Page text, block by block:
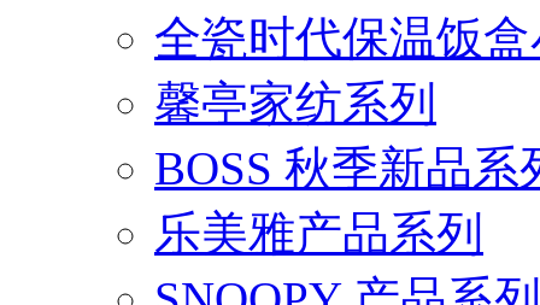
全瓷时代保温饭
馨亭家纺系列
BOSS 秋季新品系
乐美雅产品系列